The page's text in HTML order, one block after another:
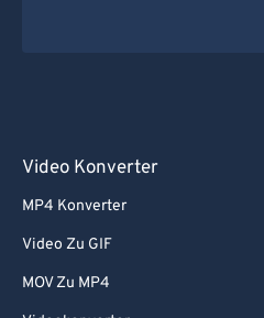
Video Konverter
MP4 Konverter
Video Zu GIF
MOV Zu MP4